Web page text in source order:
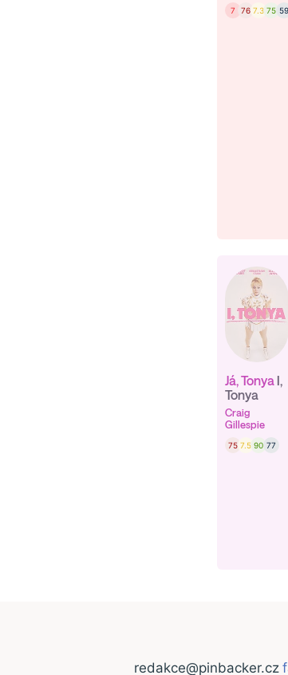
7 76 7.3 75 59
Já, Tonya I,
Tonya
Craig
Gillespie
75 7.5 90 77
redakce@pinbacker.cz